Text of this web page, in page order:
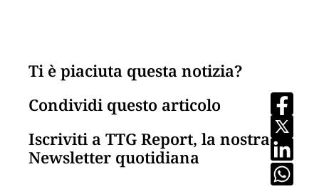
Ti è piaciuta questa notizia?
Condividi questo articolo
Iscriviti a TTG Report, la nostra
Newsletter quotidiana